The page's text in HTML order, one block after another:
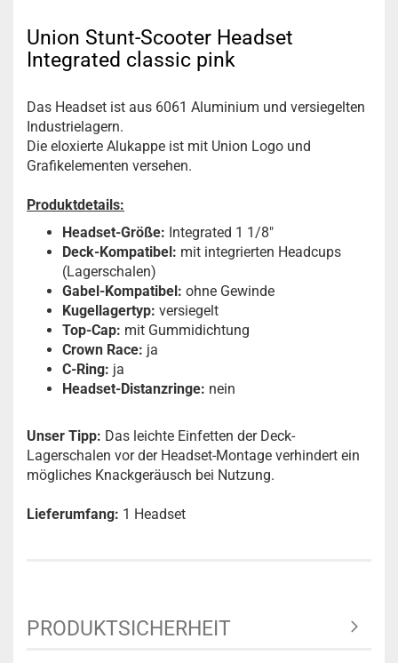
Union Stunt-Scooter Headset
Integrated classic pink
Das Headset ist aus 6061 Aluminium und versiegelten
Industrielagern.
Die eloxierte Alukappe ist mit Union Logo und
Grafikelementen versehen.
Produktdetails:
Headset-Größe: Integrated 1 1/8"
Deck-Kompatibel: mit integrierten Headcups
(Lagerschalen)
Gabel-Kompatibel: ohne Gewinde
Kugellagertyp: versiegelt
Top-Cap: mit Gummidichtung
Crown Race: ja
C-Ring: ja
Headset-Distanzringe: nein
Unser Tipp: Das leichte Einfetten der Deck-
Lagerschalen vor der Headset-Montage verhindert ein
mögliches Knackgeräusch bei Nutzung.
Lieferumfang: 1 Headset
PRODUKTSICHERHEIT